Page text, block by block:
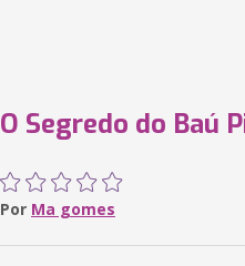
O Segredo do Baú
Por Ma gomes